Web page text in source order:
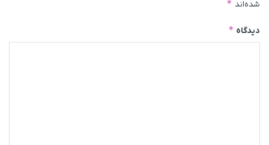
شده‌اند *
دیدگاه *